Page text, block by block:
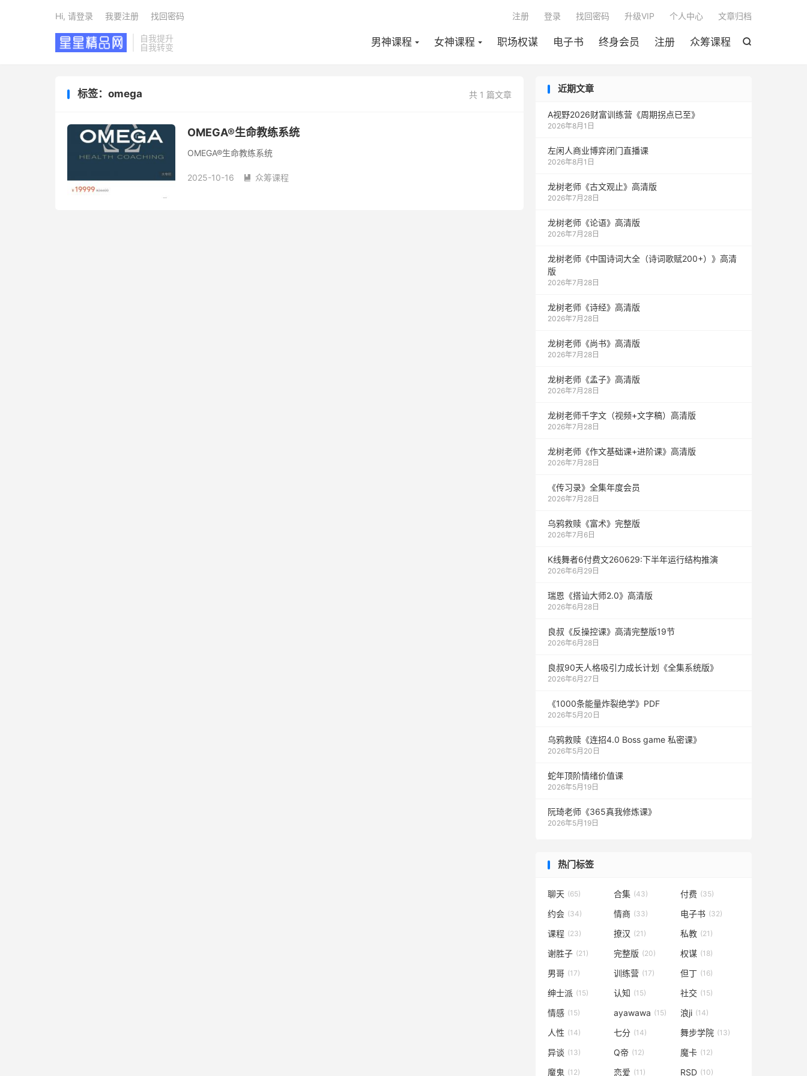
自我提升
自我转变

男神课程 女神课程 职场权谋 电子书 终身会员 注册 众筹课程
注册 登录 找回密码 升级VIP 个人中心 文章归档
Hi, 请登录 我要注册 找回密码
共 1 篇文章
标签：omega
OMEGA®生命教练系统
OMEGA®生命教练系统
2025-10-16  众筹课程
近期文章
A视野2026财富训练营《周期拐点已至》
2026年8月1日
左闲人商业博弈闭门直播课
2026年8月1日
龙树老师《古文观止》高清版
2026年7月28日
龙树老师《论语》高清版
2026年7月28日
龙树老师《中国诗词大全（诗词歌赋200+）》高清
版
2026年7月28日
龙树老师《诗经》高清版
2026年7月28日
龙树老师《尚书》高清版
2026年7月28日
龙树老师《孟子》高清版
2026年7月28日
龙树老师千字文（视频+文字稿）高清版
2026年7月28日
龙树老师《作文基础课+进阶课》高清版
2026年7月28日
《传习录》全集年度会员
2026年7月28日
乌鸦救赎《富术》完整版
2026年7月6日
K线舞者6付费文260629:下半年运行结构推演
2026年6月29日
瑞恩《搭讪大师2.0》高清版
2026年6月28日
良叔《反操控课》高清完整版19节
2026年6月28日
良叔90天人格吸引力成长计划《全集系统版》
2026年6月27日
《1000‮能条‬‎量‮裂炸‬‎绝学》PDF
2026年5月20日
乌鸦救赎《连招4.0 Boss game 私密课》
2026年5月20日
蛇年顶阶情绪价值课
2026年5月19日
阮琦老师《365真我修炼课》
2026年5月19日
热门标签
聊天 (65) 合集 (43) 付费 (35)
约会 (34) 情商 (33) 电子书 (32)
课程 (23) 撩汉 (21) 私教 (21)
谢胜子 (21) 完整版 (20) 权谋 (18)
男哥 (17) 训练营 (17) 但丁 (16)
绅士派 (15) 认知 (15) 社交 (15)
情感 (15) ayawawa (15) 浪ji (14)
人性 (14) 七分 (14) 舞步学院 (13)
异谈 (13) Q帝 (12) 魔卡 (12)
魔鬼 (12) 恋爱 (11) RSD (10)